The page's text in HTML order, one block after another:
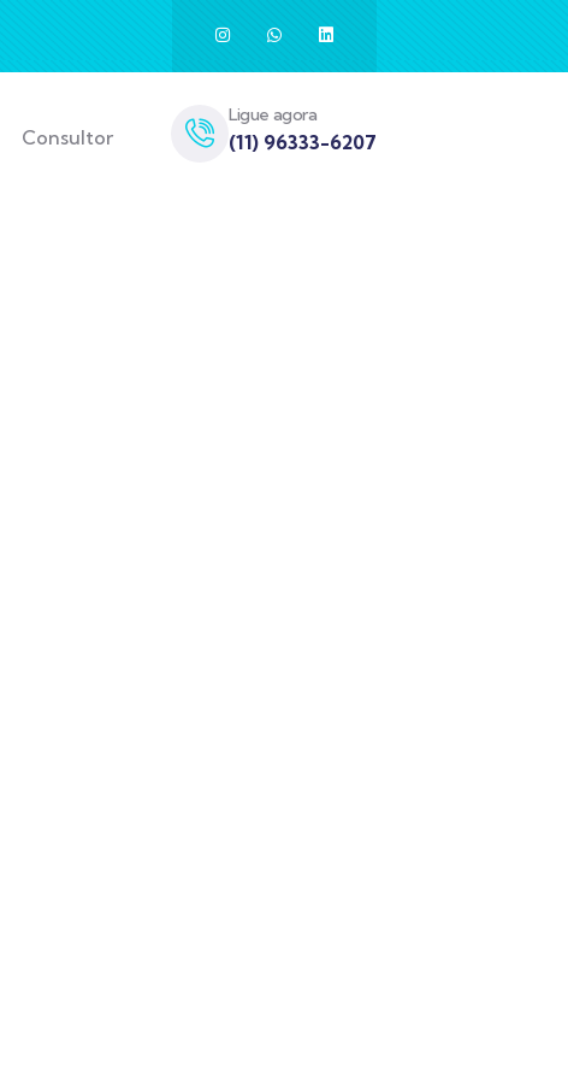
Consultor
Ligue agora
(11) 96333-6207